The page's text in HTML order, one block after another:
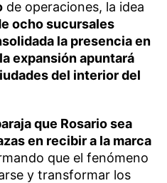
de operaciones, la idea
ocho sucursales
la presencia en
expansión apuntará
del interior del
que Rosario sea
en recibir a la marca
que el fenómeno
y transformar los